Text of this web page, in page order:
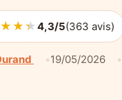
4,3/5(363 avis)
19/05/2026